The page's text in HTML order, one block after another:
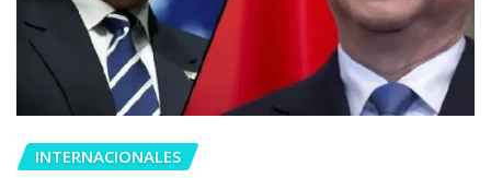
INTERNACIONALES